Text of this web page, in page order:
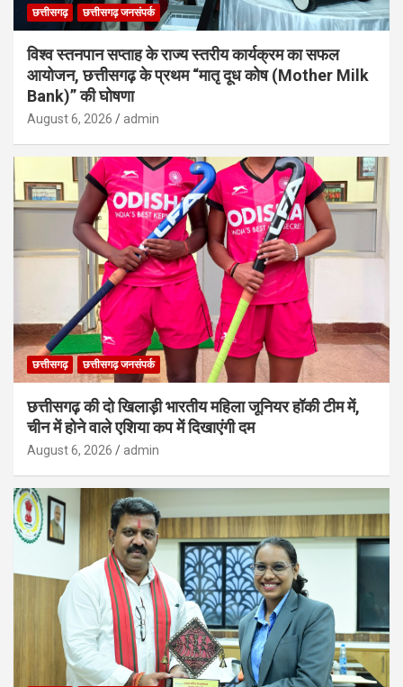
छत्तीसगढ़ छत्तीसगढ़ जनसंपर्क
विश्व स्तनपान सप्ताह के राज्य स्तरीय कार्यक्रम का सफल
आयोजन, छत्तीसगढ़ के प्रथम “मातृ दूध कोष (Mother Milk
Bank)” की घोषणा
August 6, 2026 admin
छत्तीसगढ़ छत्तीसगढ़ जनसंपर्क
छत्तीसगढ़ की दो खिलाड़ी भारतीय महिला जूनियर हॉकी टीम में,
चीन में होने वाले एशिया कप में दिखाएंगी दम
August 6, 2026 admin